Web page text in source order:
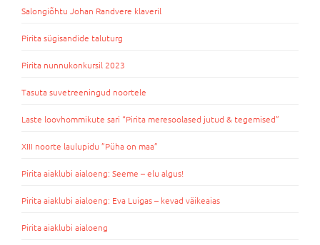
Salongiõhtu Johan Randvere klaveril
Pirita sügisandide taluturg
Pirita nunnukonkursil 2023
Tasuta suvetreeningud noortele
Laste loovhommikute sari “Pirita meresoolased jutud & tegemised”
XIII noorte laulupidu ”Püha on maa”
Pirita aiaklubi aialoeng: Seeme – elu algus!
Pirita aiaklubi aialoeng: Eva Luigas – kevad väikeaias
Pirita aiaklubi aialoeng